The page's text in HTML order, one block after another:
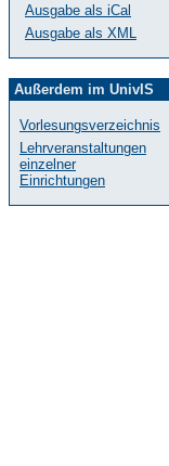
Ausgabe als iCal
Ausgabe als XML
Außerdem im UnivIS
Vorlesungsverzeichnis
Lehrveranstaltungen
einzelner
Einrichtungen